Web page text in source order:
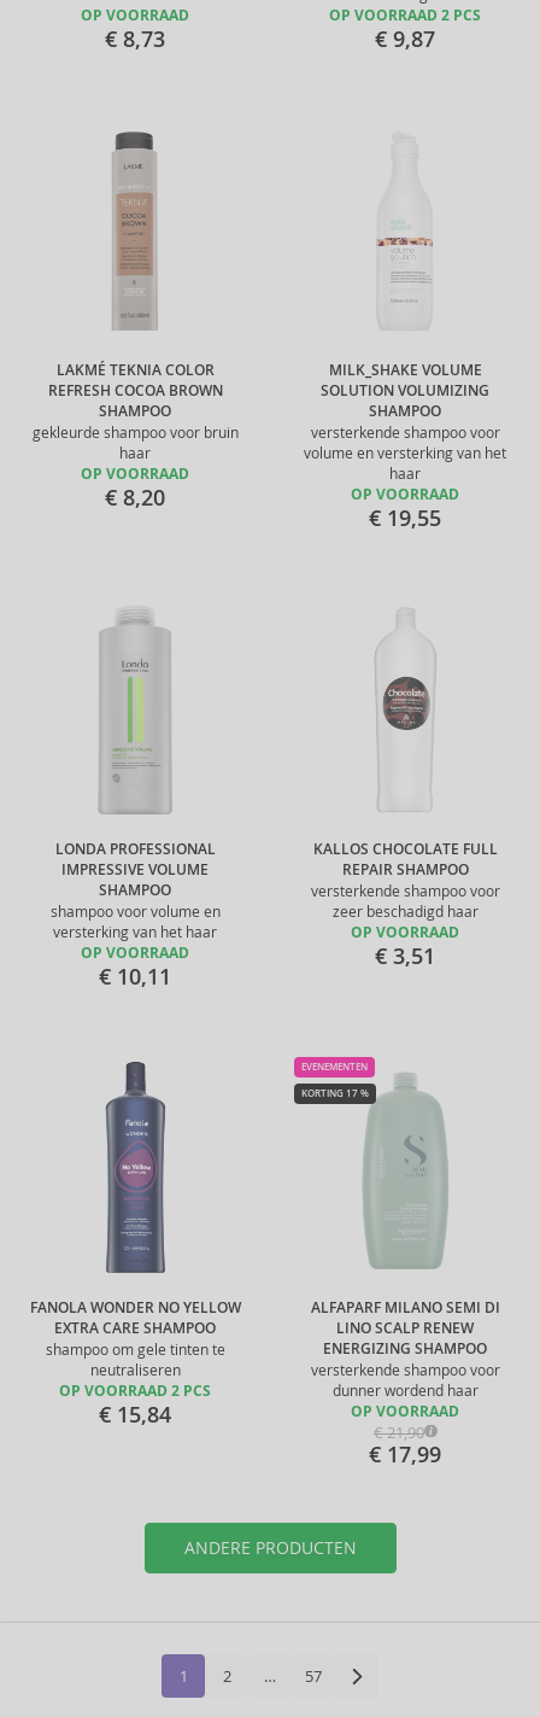
OP VOORRAAD
€ 8,73
OP VOORRAAD 2 PCS
€ 9,87
LAKMÉ TEKNIA COLOR
REFRESH COCOA BROWN
SHAMPOO
gekleurde shampoo voor bruin
haar
OP VOORRAAD
€ 8,20
MILK_SHAKE VOLUME
SOLUTION VOLUMIZING
SHAMPOO
versterkende shampoo voor
volume en versterking van het
haar
OP VOORRAAD
€ 19,55
LONDA PROFESSIONAL
IMPRESSIVE VOLUME
SHAMPOO
shampoo voor volume en
versterking van het haar
OP VOORRAAD
€ 10,11
KALLOS CHOCOLATE FULL
REPAIR SHAMPOO
versterkende shampoo voor
zeer beschadigd haar
OP VOORRAAD
€ 3,51
FANOLA WONDER NO YELLOW
EXTRA CARE SHAMPOO
shampoo om gele tinten te
neutraliseren
OP VOORRAAD 2 PCS
€ 15,84
ALFAPARF MILANO SEMI DI
LINO SCALP RENEW
ENERGIZING SHAMPOO
versterkende shampoo voor
dunner wordend haar
EVENEMENTEN
KORTING 17 %
OP VOORRAAD
€ 21,90
€ 17,99
ANDERE PRODUCTEN
1 2 … 57